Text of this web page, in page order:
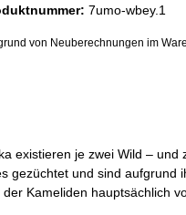
7umo-wbey.1
von Neuberechnungen im
existieren je zwei Wild –
und sind
Kameliden hauptsächlich